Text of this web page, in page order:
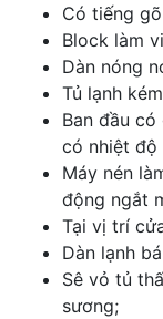
Có tiếng
Block làm
Dàn nóng
Tủ lạnh
Ban đầu
có nhiệt độ
Máy nén
động ngắt
Tại vị trí
Dàn lạnh
Sê vỏ tủ
sương;